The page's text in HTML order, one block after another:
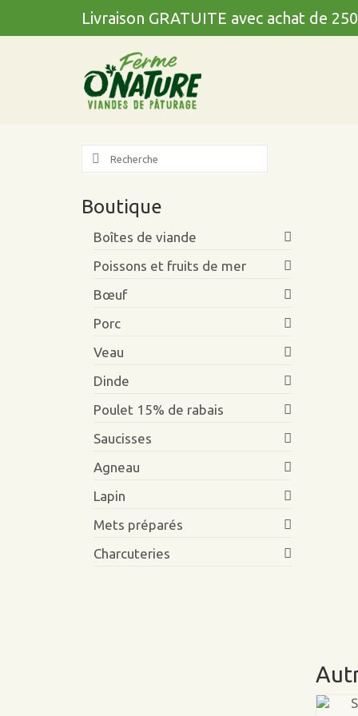
Livraison GRATUITE avec achat de
Search
for:
Boutique
Boîtes de viande
Poissons et fruits de mer
Bœuf
Porc
Veau
Dinde
Poulet 15% de rabais
Saucisses
Agneau
Lapin
Mets préparés
Charcuteries